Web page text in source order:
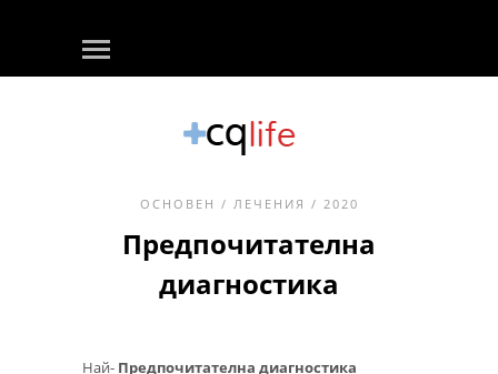
ОСНОВЕН / ЛЕЧЕНИЯ / 2020
Предпочитателна
диагностика
Най- Предпочитателна диагностика